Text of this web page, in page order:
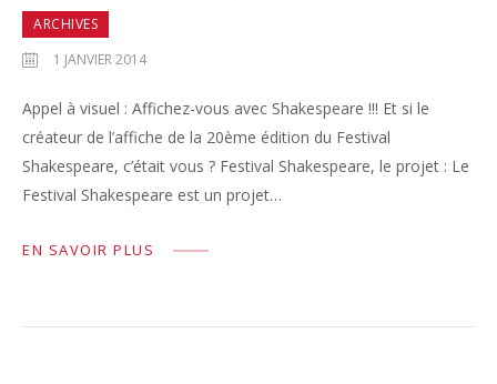
ARCHIVES
1 JANVIER 2014
Appel à visuel : Affichez-vous avec Shakespeare !!! Et si le
créateur de l’affiche de la 20ème édition du Festival
Shakespeare, c’était vous ? Festival Shakespeare, le projet : Le
Festival Shakespeare est un projet…
EN SAVOIR PLUS